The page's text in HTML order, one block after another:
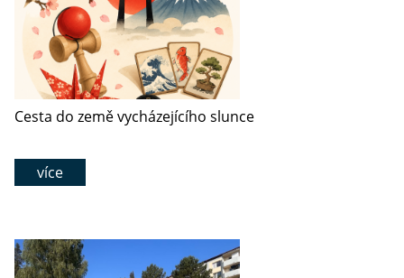
Cesta do země vycházejícího slunce
více